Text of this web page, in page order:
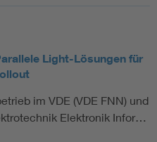
Light-Lösungen für
im VDE (VDE FNN) und
Elektronik Infor…